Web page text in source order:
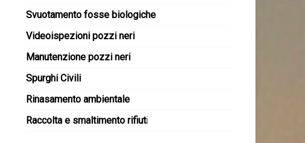
Svuotamento fosse biologiche
Videoispezioni pozzi neri
Manutenzione pozzi neri
Spurghi Civili
Rinasamento ambientale
Raccolta e smaltimento rifiuti